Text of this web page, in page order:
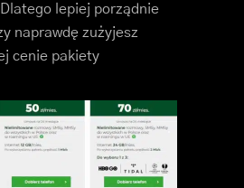
lepiej porządnie
naprawdę zużyjesz
cenie pakiety